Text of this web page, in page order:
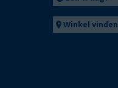
Winkel vinden